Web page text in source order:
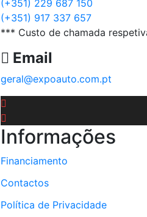
(+351) 229 687 150
(+351) 917 337 657
*** Custo de chamada
Email
geral@expoauto.com.pt
Informações
Financiamento
Contactos
Política de Privacidade